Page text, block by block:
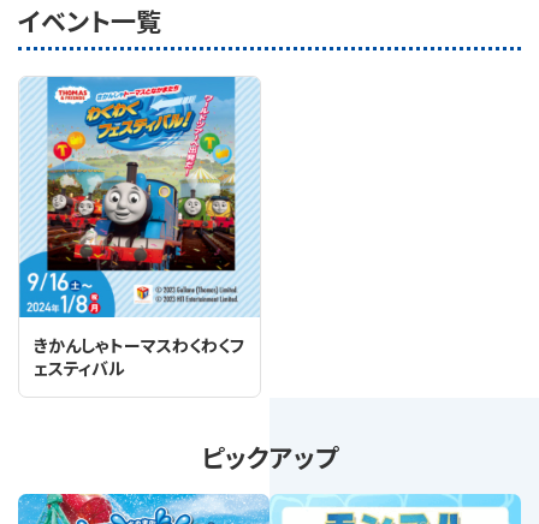
イベント一覧
きかんしゃトーマスわくわくフ
ェスティバル
ピックアップ